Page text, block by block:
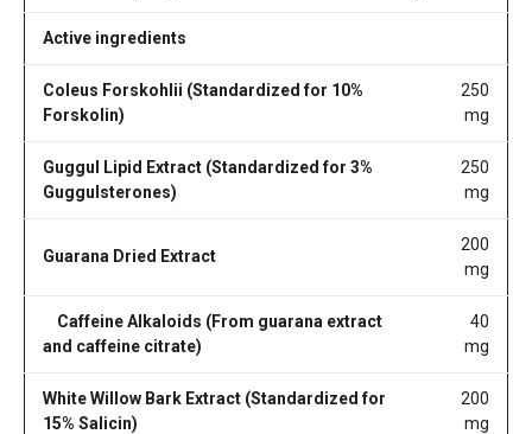
Active ingredients
Coleus Forskohlii (Standardized for 10%
Forskolin)
250
mg
Guggul Lipid Extract (Standardized for 3%
Guggulsterones)
250
mg
Guarana Dried Extract
200
mg
Caffeine Alkaloids (From guarana extract
and caffeine citrate)
40
mg
White Willow Bark Extract (Standardized for
15% Salicin)
200
mg